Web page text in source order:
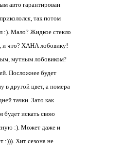
авто гарантирован
так потом
:). Мало? Жидкое стекло
и что? ХАНА лобовику!
мутным лобовиком?
Посложнее будет
в другой цвет, а номера
тачки. Зато как
будет искать свою
:). Может даже и
:))). Хит сезона не